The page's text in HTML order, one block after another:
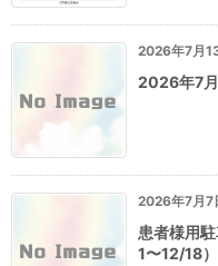
2026年7月
2026年7
2026年7月7
患者様用
1〜12/18）